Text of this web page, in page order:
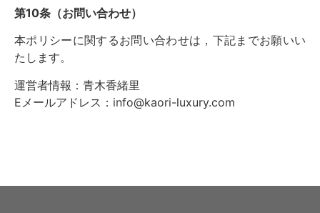
第10条（お問い合わせ）
本ポリシーに関するお問い合わせは，下記までお願いい
たします。
運営者情報：青木香緒里
Eメールアドレス：info@kaori-luxury.com